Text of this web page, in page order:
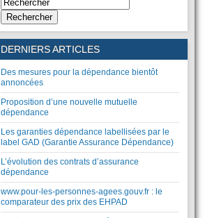
Rechercher
DERNIERS ARTICLES
Des mesures pour la dépendance bientôt
annoncées
Proposition d’une nouvelle mutuelle
dépendance
Les garanties dépendance labellisées par le
label GAD (Garantie Assurance Dépendance)
L’évolution des contrats d’assurance
dépendance
www.pour-les-personnes-agees.gouv.fr : le
comparateur des prix des EHPAD